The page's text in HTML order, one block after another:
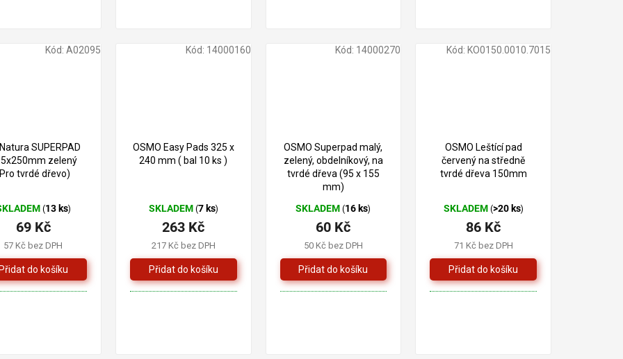
SUPERPAD
zelený
tvrdé dřevo)
(13 ks)
57 Kč bez DPH
69 Kč
Kód: A02095
OSMO Easy Pads 325 x
240 mm ( bal 10 ks )
SKLADEM (7 ks)
217 Kč bez DPH
263 Kč
Kód: 14000160
OSMO Superpad malý,
zelený, obdelníkový, na
tvrdé dřeva (95 x 155
mm)
SKLADEM(16 ks)
50 Kč bez DPH
60 Kč
Kód: 14000270
OSMO Leštící pad
červený na středně
tvrdé dřeva 150mm
SKLADEM (>20 ks)
71 Kč bez DPH
86 Kč
Kód: KO0150.0010.7015